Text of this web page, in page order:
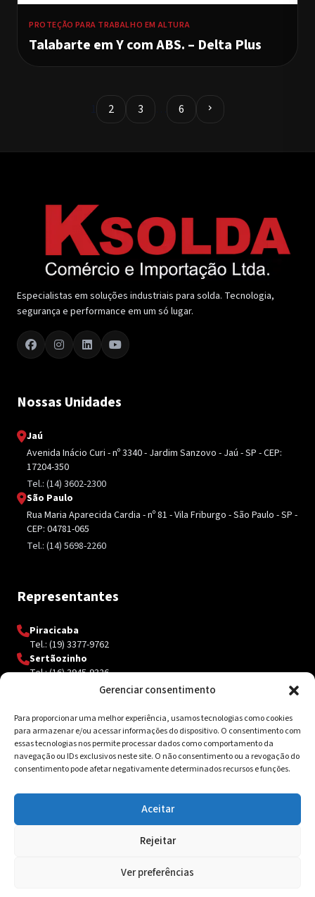
Gerenciar consentimento
Para proporcionar uma melhor experiência, usamos tecnologias como cookies
para armazenar e/ou acessar informações do dispositivo. O consentimento com
essas tecnologias nos permite processar dados como comportamento da
navegação ou IDs exclusivos neste site. O não consentimento ou a revogação do
consentimento pode afetar negativamente determinados recursos e funções.
Aceitar
Rejeitar
Ver preferências
PROTEÇÃO PARA TRABALHO EM ALTURA
Talabarte em Y com ABS. – Delta Plus
1 2 3 6 chevron_right
Especialistas em soluções industriais para solda. Tecnologia,
segurança e performance em um só lugar.
Nossas Unidades
Jaú
Avenida Inácio Curi - nº 3340 - Jardim Sanzovo - Jaú - SP - CEP:
17204-350
Tel.: (14) 3602-2300
São Paulo
Rua Maria Aparecida Cardia - nº 81 - Vila Friburgo - São Paulo - SP -
CEP: 04781-065
Tel.: (14) 5698-2260
Representantes
Piracicaba
Tel.: (19) 3377-9762
Sertãozinho
Tel.: (16) 3945-9326
Contato
Av. Inácio Curi, 3340 Jardim Sanzovo CEP: 17.204-350
(14) 98159-0142
© 2026 Ksolda. Todos os direitos reservados. Site by